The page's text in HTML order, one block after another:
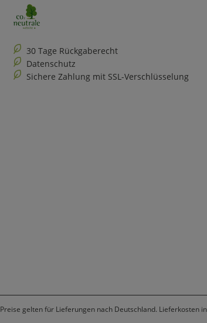
30 Tage Rückgaberecht
Datenschutz
Sichere Zahlung mit SSL-Verschlüsselung
gelten für Lieferungen nach Deutschland. Lieferkosten